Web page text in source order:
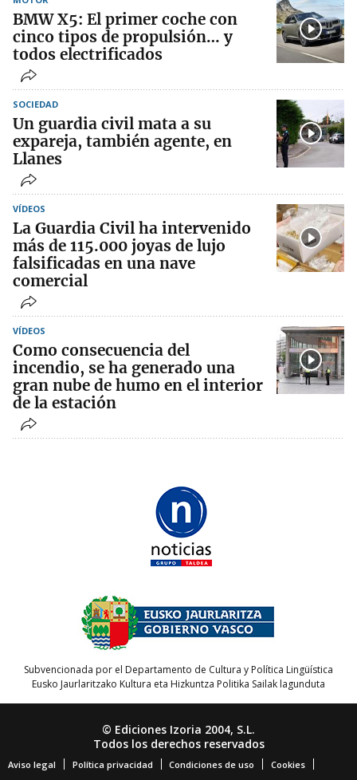
BMW X5: El primer coche con
cinco tipos de propulsión… y
todos electrificados
SOCIEDAD
Un guardia civil mata a su
expareja, también agente, en
Llanes
VÍDEOS
La Guardia Civil ha intervenido
más de 115.000 joyas de lujo
falsificadas en una nave
comercial
VÍDEOS
Como consecuencia del
incendio, se ha generado una
gran nube de humo en el interior
de la estación
Subvencionada por el Departamento de Cultura y Política Lingüística
Eusko Jaurlaritzako Kultura eta Hizkuntza Politika Sailak lagunduta
© Ediciones Izoria 2004, S.L.
Todos los derechos reservados
Aviso legal Política privacidad Condiciones de uso Cookies